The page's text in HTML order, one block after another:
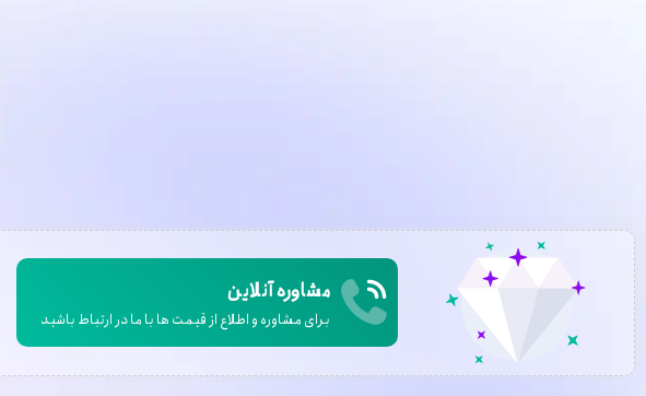
مشاوره آنلاین
برای مشاوره و اطلاع از قیمت ها با ما در ارتباط باشید